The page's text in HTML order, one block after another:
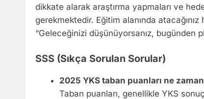
dikkate alarak araştırma yapmaları ve
gerekmektedir. Eğitim alanında
“Geleceğinizi düşünüyorsanız, bugünden
SSS (Sıkça Sorulan Sorular)
2025 YKS taban puanları ne
Taban puanları, genellikle YKS